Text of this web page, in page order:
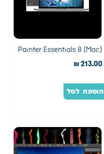
Painter Essentials 8 (Mac)
₪213.00
הוספה לסל